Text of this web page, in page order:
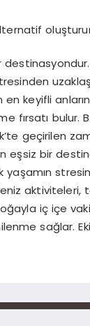
keyifli
fırsatı bulur.
geçirilen
eşsiz bir
yaşamın
aktiviteleri,
iç içe
sağlar.